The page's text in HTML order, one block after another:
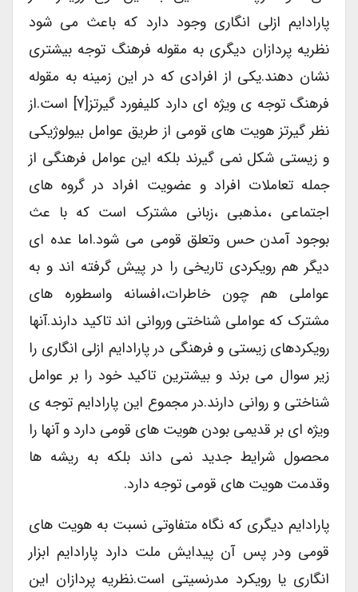
پارادایم ازلی انگاری وجود دارد که باعث می شود
نظریه پردازان دیگری به مقوله فرهنگ توجه بیشتری
نشان دهند.یکی از افرادی که در این زمینه به مقوله
فرهنگ توجه ی ویژه ای دارد کلیفورد گیرتز[۷] است.از
نظر گیرتز هویت های قومی از طریق عوامل بیولوژیکی
و زیستی شکل نمی گیرند بلکه این عوامل فرهنگی از
جمله تعاملات افراد و عضویت افراد در گروه های
اجتماعی ،مذهبی ،زبانی مشترک است که با عث
بوجود آمدن حس وتعلق قومی می شود.اما عده ای
دیگر هم رویکردی تاریخی را در پیش گرفته اند و به
عواملی هم چون خاطرات،افسانه واسطوره های
مشترک که عواملی شناختی وروانی اند تاکید دارند.آنها
رویکردهای زیستی و فرهنگی در پارادایم ازلی انگاری را
زیر سوال می برند و بیشترین تاکید خود را بر عوامل
شناختی و روانی دارند.در مجموع این پارادایم توجه ی
ویژه ای بر قدیمی بودن هویت های قومی دارد و آنها را
محصول شرایط جدید نمی داند بلکه به ریشه ها
وقدمت هویت های قومی توجه دارد.
پارادایم دیگری که نگاه متفاوتی نسبت به هویت های
قومی ودر پس آن پیدایش ملت دارد پارادایم ابزار
انگاری یا رویکرد مدرنسیتی است.نظریه پردازان این